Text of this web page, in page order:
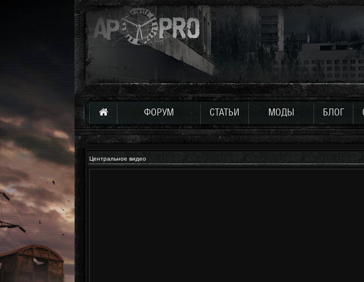
ФОРУМ СТАТЬИ МОДЫ БЛОГ
Центральное видео